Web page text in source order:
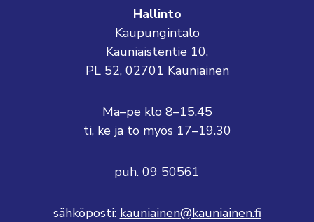
Hallinto
Kaupungintalo
Kauniaistentie 10,
PL 52, 02701 Kauniainen
Ma–pe klo 8–15.45
ti, ke ja to myös 17–19.30
puh. 09 50561
sähköposti: kauniainen@kauniainen.fi